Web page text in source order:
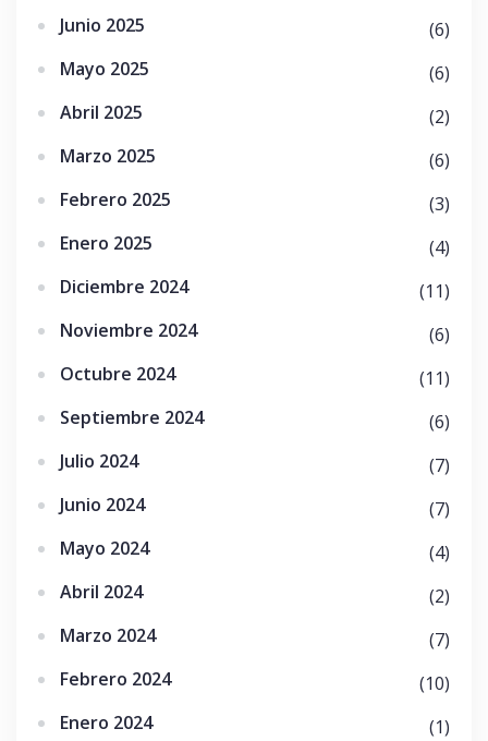
Junio 2025
(6)
Mayo 2025
(6)
Abril 2025
(2)
Marzo 2025
(6)
Febrero 2025
(3)
Enero 2025
(4)
Diciembre 2024
(11)
Noviembre 2024
(6)
Octubre 2024
(11)
Septiembre 2024
(6)
Julio 2024
(7)
Junio 2024
(7)
Mayo 2024
(4)
Abril 2024
(2)
Marzo 2024
(7)
Febrero 2024
(10)
Enero 2024
(1)